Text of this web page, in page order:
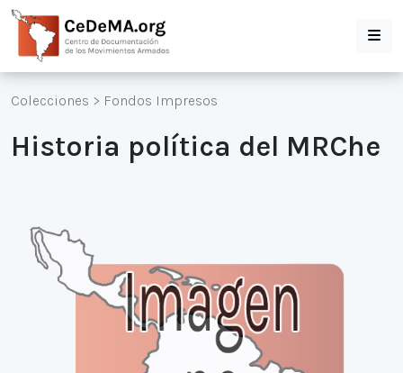
Colecciones > Fondos Impresos
Historia política del MRChe